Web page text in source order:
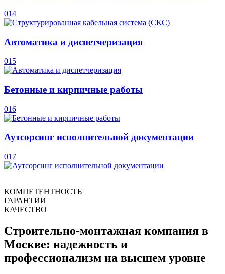
014
Автоматика и диспетчеризация
015
Бетонные и кирпичные работы
016
Аутсорсинг исполнительной документации
017
КОМПЕТЕНТНОСТЬ
ГАРАНТИИ
КАЧЕСТВО
Строительно-монтажная компания в
Москве: надежность и
профессионализм на высшем уровне